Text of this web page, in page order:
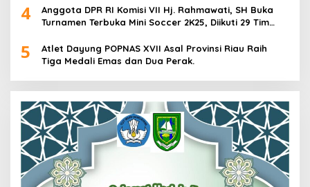
4
Anggota DPR RI Komisi VII Hj. Rahmawati, SH Buka
Turnamen Terbuka Mini Soccer 2K25, Diikuti 29 Tim
5
Atlet Dayung POPNAS XVII Asal Provinsi Riau Raih
Tiga Medali Emas dan Dua Perak.